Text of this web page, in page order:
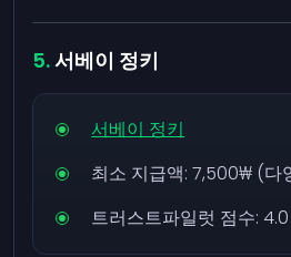
서베이 정키
서베이 정키
최소 지급액:7,500₩ (다
트러스트파일럿 점수: